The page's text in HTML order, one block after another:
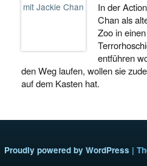
In der
Chan als
Zoo in
entführen
den Weg laufen, wollen sie
auf dem Kasten hat.
Proudly powered by WordPress |